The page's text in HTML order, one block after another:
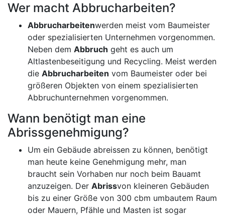
Wer macht Abbrucharbeiten?
Abbrucharbeitenwerden meist vom Baumeister
oder spezialisierten Unternehmen vorgenommen.
Neben dem Abbruch geht es auch um
Altlastenbeseitigung und Recycling. Meist werden
die Abbrucharbeiten vom Baumeister oder bei
größeren Objekten von einem spezialisierten
Abbruchunternehmen vorgenommen.
Wann benötigt man eine
Abrissgenehmigung?
Um ein Gebäude abreissen zu können, benötigt
man heute keine Genehmigung mehr, man
braucht sein Vorhaben nur noch beim Bauamt
anzuzeigen. Der Abrissvon kleineren Gebäuden
bis zu einer Größe von 300 cbm umbautem Raum
oder Mauern, Pfähle und Masten ist sogar